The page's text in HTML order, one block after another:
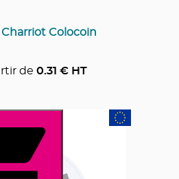
Colocoin
de 0.31 € HT